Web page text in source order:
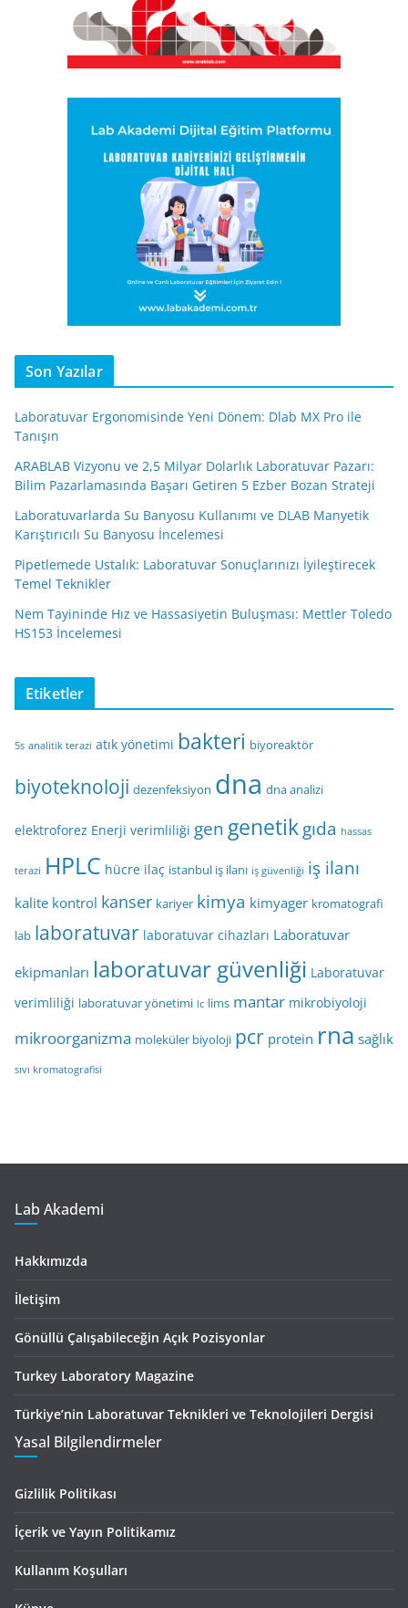
Son Yazılar
Laboratuvar Ergonomisinde Yeni Dönem: Dlab MX Pro ile
Tanışın
ARABLAB Vizyonu ve 2,5 Milyar Dolarlık Laboratuvar Pazarı:
Bilim Pazarlamasında Başarı Getiren 5 Ezber Bozan Strateji
Laboratuvarlarda Su Banyosu Kullanımı ve DLAB Manyetik
Karıştırıcılı Su Banyosu İncelemesi
Pipetlemede Ustalık: Laboratuvar Sonuçlarınızı İyileştirecek
Temel Teknikler
Nem Tayininde Hız ve Hassasiyetin Buluşması: Mettler Toledo
HS153 İncelemesi
Etiketler
5s analitik terazi atık yönetimi bakteri biyoreaktör
biyoteknoloji dezenfeksiyon dna dna analizi
elektroforez Enerji verimliliği gen genetikgıda hassas
terazi HPLC hücre ilaç istanbul iş ilanı iş güvenliği iş ilanı
kalite kontrol kanser kariyer kimya kimyager kromatografi
lab laboratuvar laboratuvar cihazları Laboratuvar
ekipmanları laboratuvar güvenliği Laboratuvar
verimliliği laboratuvar yönetimi lc lims mantar mikrobiyoloji
mikroorganizma moleküler biyoloji pcr protein rna sağlık
sıvı kromatografisi
Lab Akademi
Hakkımızda
İletişim
Gönüllü Çalışabileceğin Açık Pozisyonlar
Turkey Laboratory Magazine
Türkiye’nin Laboratuvar Teknikleri ve Teknolojileri Dergisi
Yasal Bilgilendirmeler
Gizlilik Politikası
İçerik ve Yayın Politikamız
Kullanım Koşulları